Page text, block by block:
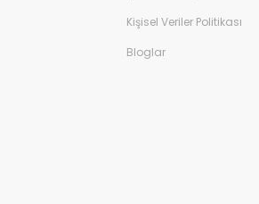
Kişisel Veriler Politikası
Bloglar